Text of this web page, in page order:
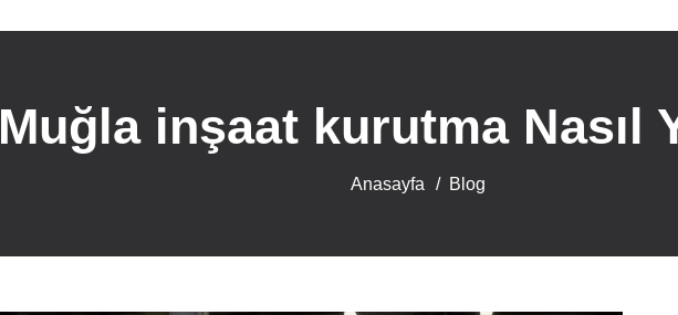
Muğla inşaat kurutma Nasıl
Anasayfa Blog